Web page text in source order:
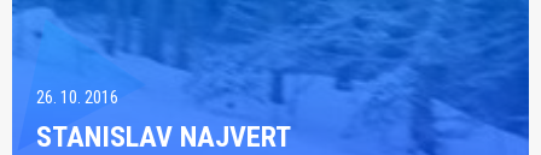
26. 10. 2016
STANISLAV NAJVERT